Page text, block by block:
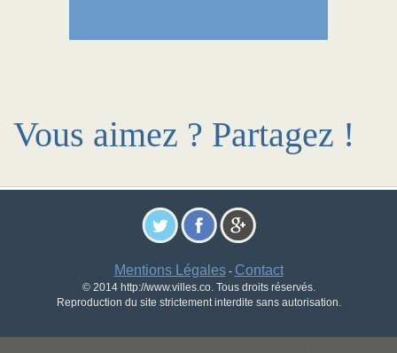
Vous aimez ? Partagez !
Mentions Légales- Contact
© 2014 http://www.villes.co. Tous droits réservés.
Reproduction du site strictement interdite sans autorisation.